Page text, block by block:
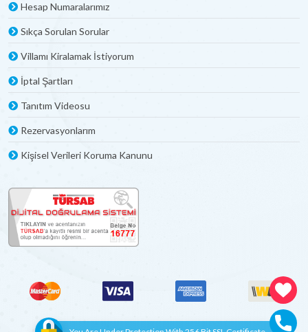
Hesap Numaralarımız
Sıkça Sorulan Sorular
Villamı Kiralamak İstiyorum
İptal Şartları
Tanıtım Videosu
Rezervasyonlarım
Kişisel Verileri Koruma Kanunu